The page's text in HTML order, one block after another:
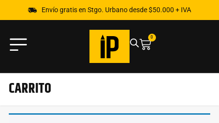
Envío gratis en Stgo. Urbano desde $50.000 + IVA
0
CARRITO